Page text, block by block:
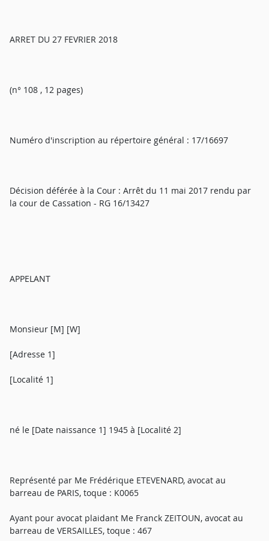
ARRET DU 27 FEVRIER 2018
(n° 108 , 12 pages)
Numéro d'inscription au répertoire général : 17/16697
Décision déférée à la Cour : Arrêt du 11 mai 2017 rendu par
la cour de Cassation - RG 16/13427
APPELANT
Monsieur [M] [W]
[Adresse 1]
[Localité 1]
né le [Date naissance 1] 1945 à [Localité 2]
Représenté par Me Frédérique ETEVENARD, avocat au
barreau de PARIS, toque : K0065
Ayant pour avocat plaidant Me Franck ZEITOUN, avocat au
barreau de VERSAILLES, toque : 467